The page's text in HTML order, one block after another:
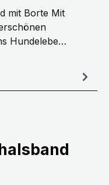
mit Borte Mit
Hundelebe…